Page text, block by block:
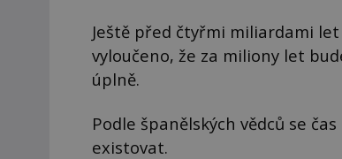
Ještě před čtyřmi miliardami
vyloučeno, že za miliony let
úplně.
Podle španělských vědců se
existovat.